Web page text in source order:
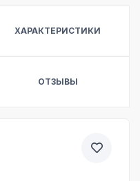
ХАРАКТЕРИСТИКИ
ОТЗЫВЫ